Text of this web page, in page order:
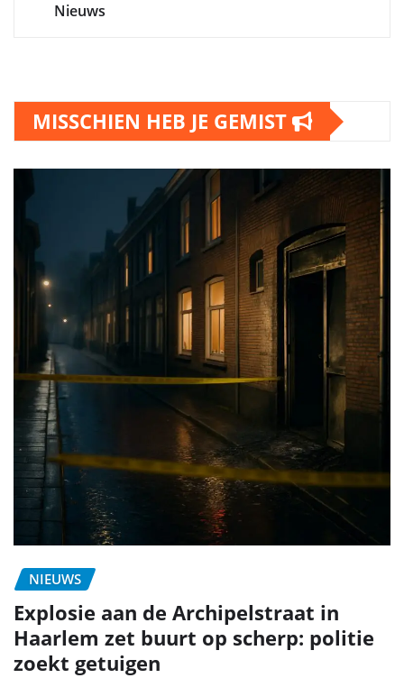
Nieuws
MISSCHIEN HEB JE GEMIST
NIEUWS
Explosie aan de Archipelstraat in
Haarlem zet buurt op scherp: politie
zoekt getuigen